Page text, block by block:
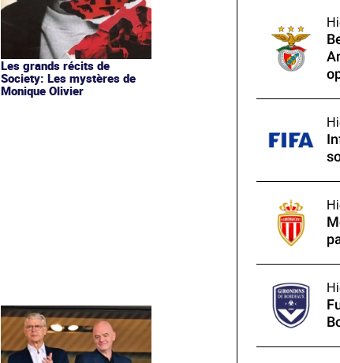
Les grands récits de
Society: Les mystères de
Monique Olivier